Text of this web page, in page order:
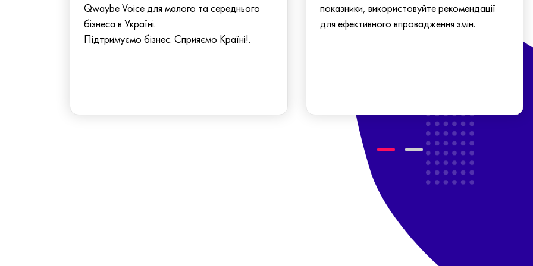
Qwaybe Voice для малого та середнього
бізнеса в Україні.
Підтримуємо бізнес. Сприяємо Країні!.
показники, використовуйте рекомендації
для ефективного впровадження змін.